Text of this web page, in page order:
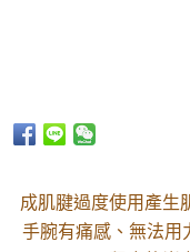
成肌腱過度使用產生
手腕有痛感、無法用